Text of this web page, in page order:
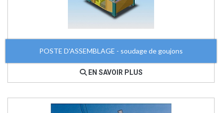
POSTE D'ASSEMBLAGE - soudage de goujons
EN SAVOIR PLUS